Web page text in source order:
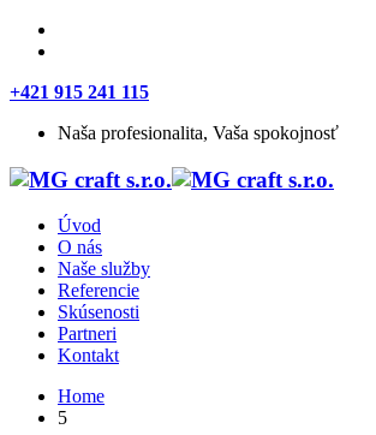
+421 915 241 115
Naša profesionalita, Vaša spokojnosť
Úvod
O nás
Naše služby
Referencie
Skúsenosti
Partneri
Kontakt
Home
5